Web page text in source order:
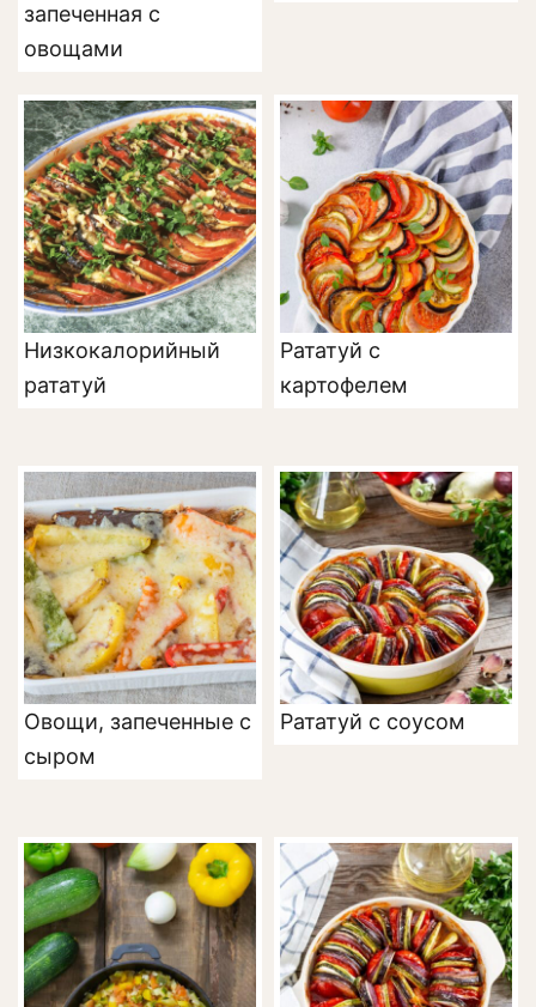
запеченная с
овощами
Низкокалорийный
рататуй
Рататуй с
картофелем
Овощи, запеченные с
сыром
Рататуй с соусом